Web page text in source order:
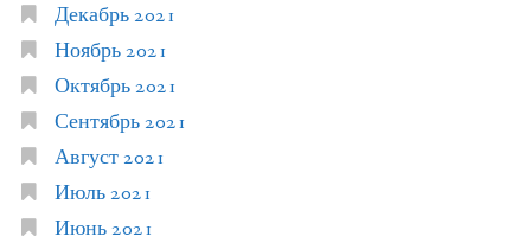
Декабрь 2021
Ноябрь 2021
Октябрь 2021
Сентябрь 2021
Август 2021
Июль 2021
Июнь 2021